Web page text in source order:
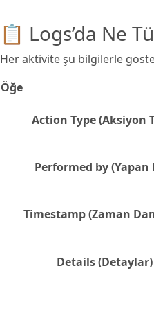
📋 Logs’da Ne
Her aktivite şu bilgilerle
Öğe
Action Type (Aksiyon
Performed by (Yapan
Timestamp (Zaman
Details (Detaylar)